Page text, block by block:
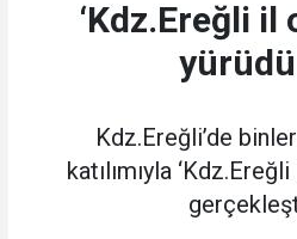
‘Kdz.Ereğli il
Kdz.Ereğli’de
katılımıyla